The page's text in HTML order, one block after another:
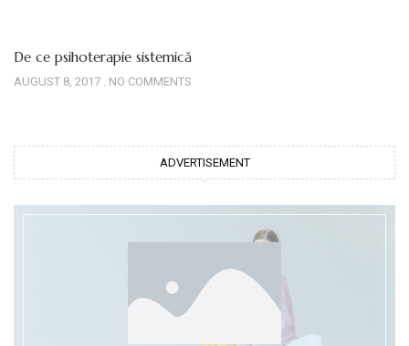
De ce psihoterapie sistemică
AUGUST 8, 2017 NO COMMENTS
ADVERTISEMENT